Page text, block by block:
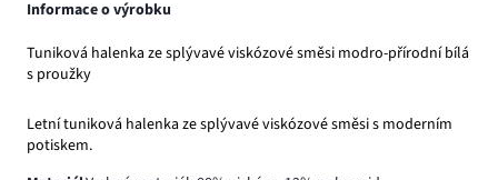
Informace o výrobku
Tuniková halenka ze splývavé viskózové směsi modro-přírodní bílá
s proužky
Letní tuniková halenka ze splývavé viskózové směsi s moderním
potiskem.